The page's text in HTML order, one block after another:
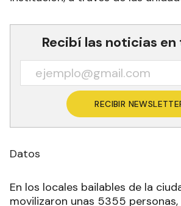
Recibí las noticias
RECIBIR
Datos
En los locales bailables de la
movilizaron unas 5355